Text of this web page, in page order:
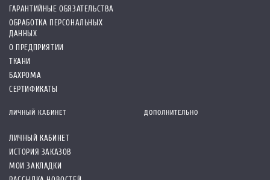
ГАРАНТИЙНЫЕ ОБЯЗАТЕЛЬСТВА
ОБРАБОТКА ПЕРСОНАЛЬНЫХ
ДАННЫХ
О ПРЕДПРИЯТИИ
ТКАНИ
БАХРОМА
СЕРТИФИКАТЫ
ЛИЧНЫЙ КАБИНЕТ
ЛИЧНЫЙ КАБИНЕТ
ИСТОРИЯ ЗАКАЗОВ
МОИ ЗАКЛАДКИ
ДОПОЛНИТЕЛЬНО